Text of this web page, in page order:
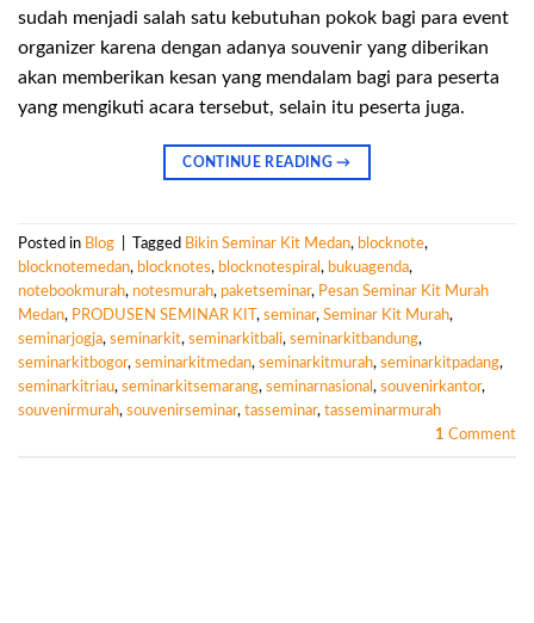
sudah menjadi salah satu kebutuhan pokok bagi para event
organizer karena dengan adanya souvenir yang diberikan
akan memberikan kesan yang mendalam bagi para peserta
yang mengikuti acara tersebut, selain itu peserta juga.
CONTINUE READING→
Posted in Blog Tagged Bikin Seminar Kit Medan, blocknote,
blocknotemedan, blocknotes, blocknotespiral , bukuagenda,
notebookmurah, notesmurah, paketseminar, Pesan Seminar Kit Murah
Medan, PRODUSEN SEMINAR KIT , seminar, Seminar Kit Murah,
seminarjogja, seminarkit, seminarkitbali, seminarkitbandung,
seminarkitbogor, seminarkitmedan, seminarkitmurah, seminarkitpadang,
seminarkitriau, seminarkitsemarang, seminarnasional , souvenirkantor,
souvenirmurah, souvenirseminar, tasseminar, tasseminarmurah
1 Comment